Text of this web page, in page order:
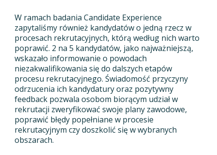
W ramach badania Candidate Experience
zapytaliśmy również kandydatów o jedną rzecz w
procesach rekrutacyjnych, którą według nich warto
poprawić. 2 na 5 kandydatów, jako najważniejszą,
wskazało informowanie o powodach
niezakwalifikowania się do dalszych etapów
procesu rekrutacyjnego. Świadomość przyczyny
odrzucenia ich kandydatury oraz pozytywny
feedback pozwala osobom biorącym udział w
rekrutacji zweryfikować swoje plany zawodowe,
poprawić błędy popełniane w procesie
rekrutacyjnym czy doszkolić się w wybranych
obszarach.